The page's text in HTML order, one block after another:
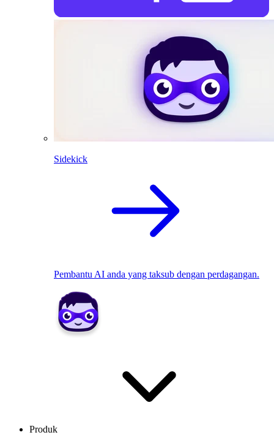
Sidekick
Pembantu AI anda yang taksub dengan perdagangan.
Produk